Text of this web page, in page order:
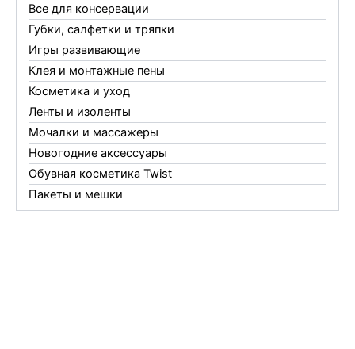
Все для консервации
Губки, салфетки и тряпки
Игры развивающие
Клея и монтажные пены
Косметика и уход
Ленты и изоленты
Мочалки и массажеры
Новогодние аксессуары
Обувная косметика Twist
Пакеты и мешки
Перчатки